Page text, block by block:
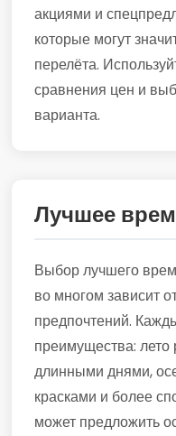
акциями и
которые могут
перелёта.
сравнения цен и
варианта.
Лучшее
Выбор лучшего
во многом зависит
предпочтений.
преимущества: лето
длинными днями,
красками и более
может предложить